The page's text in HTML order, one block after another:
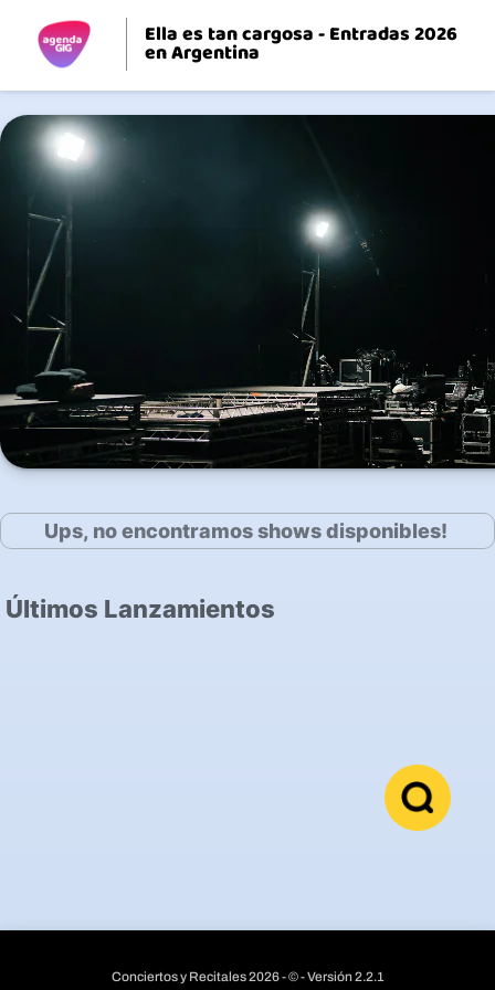
Ella es tan cargosa - Entradas 2026
en Argentina
Ups, no encontramos shows disponibles!
Últimos Lanzamientos
Conciertos y Recitales 2026 - © - Versión 2.2.1